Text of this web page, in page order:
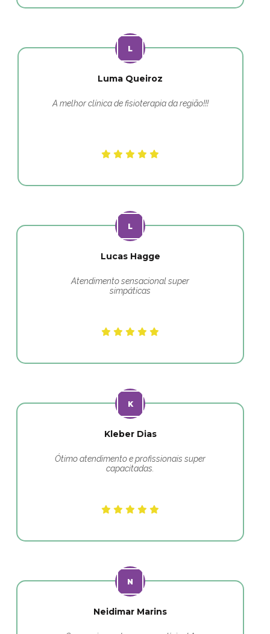
Luma Queiroz
A melhor clínica de fisioterapia da região!!!
Lucas Hagge
Atendimento sensacional super
simpáticas
Kleber Dias
Ótimo atendimento e profissionais super
capacitadas.
Neidimar Marins